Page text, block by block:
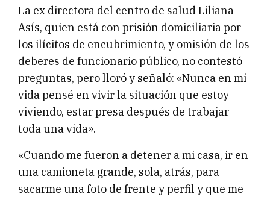
La ex directora del centro de salud Liliana
Asís, quien está con prisión domiciliaria por
los ilícitos de encubrimiento, y omisión de los
deberes de funcionario público, no contestó
preguntas, pero lloró y señaló: «Nunca en mi
vida pensé en vivir la situación que estoy
viviendo, estar presa después de trabajar
toda una vida».
«Cuando me fueron a detener a mi casa, ir en
una camioneta grande, sola, atrás, para
sacarme una foto de frente y perfil y que me